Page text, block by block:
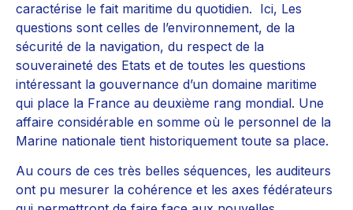
caractérise le fait maritime du quotidien. Ici, Les
questions sont celles de l’environnement, de la
sécurité de la navigation, du respect de la
souveraineté des Etats et de toutes les questions
intéressant la gouvernance d’un domaine maritime
qui place la France au deuxième rang mondial. Une
affaire considérable en somme où le personnel de la
Marine nationale tient historiquement toute sa place.
Au cours de ces très belles séquences, les auditeurs
ont pu mesurer la cohérence et les axes fédérateurs